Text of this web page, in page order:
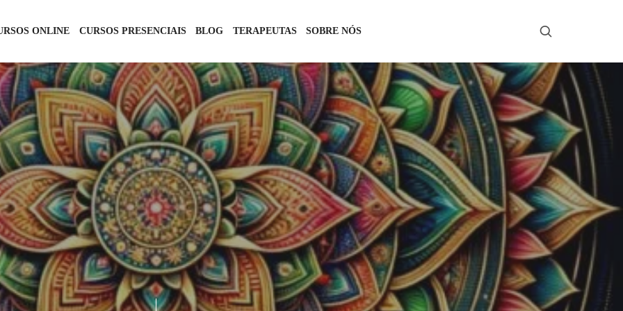
ONLINE CURSOS PRESENCIAIS BLOG TERAPEUTAS SOBRE NÓS
TANTRA
6 DE NOVEMBRO DE 2024